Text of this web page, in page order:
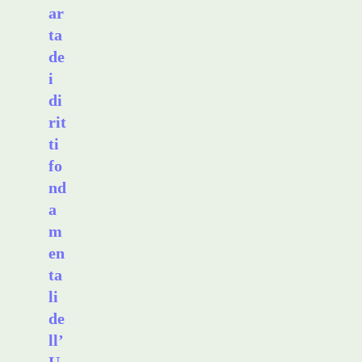
ar
ta
de
i
di
rit
ti
fo
nd
a
m
en
ta
li
de
ll’